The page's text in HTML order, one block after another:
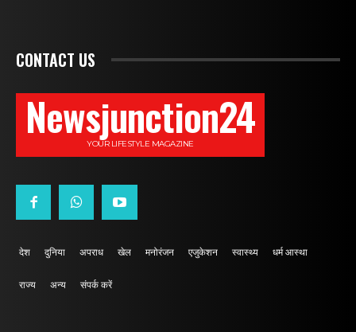
CONTACT US
Newsjunction24
YOUR LIFESTYLE MAGAZINE
देश दुनिया अपराध खेल मनोरंजन एजुकेशन स्वास्थ्य धर्म आस्था
राज्य अन्य संपर्क करें